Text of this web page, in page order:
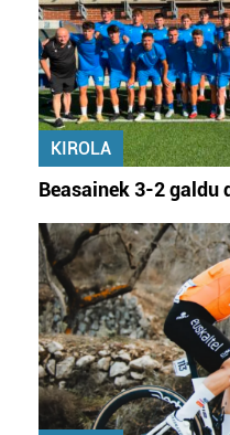
KIROLA
Beasainek 3-2 galdu